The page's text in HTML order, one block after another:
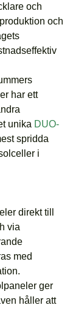
och
och
har ett
unika DUO-
spridda
i
direkt till
via
med
ger
håller att